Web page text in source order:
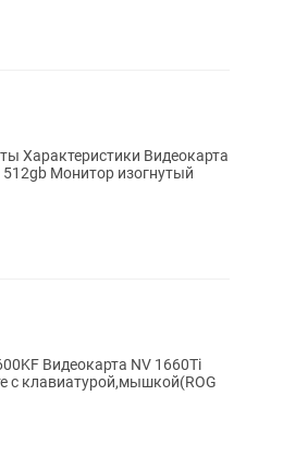
Видеокарта NV 1660Ti
с клавиатурой,мышкой(ROG